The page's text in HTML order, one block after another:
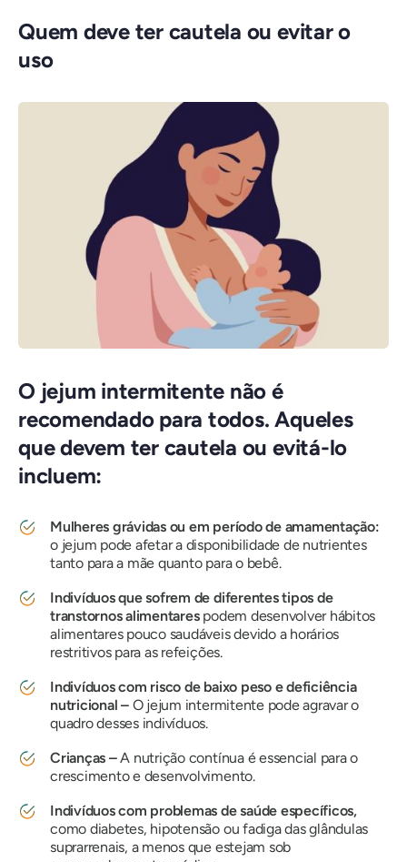
Quem deve ter cautela ou evitar o
uso
O jejum intermitente não é
recomendado para todos. Aqueles
que devem ter cautela ou evitá-lo
incluem:
Mulheres grávidas ou em período de amamentação:
o jejum pode afetar a disponibilidade de nutrientes
tanto para a mãe quanto para o bebê.
Indivíduos que sofrem de diferentes tipos de
transtornos alimentarespodem desenvolver hábitos
alimentares pouco saudáveis ​​devido a horários
restritivos para as refeições.
Indivíduos com risco de baixo peso e deficiência
nutricional –O jejum intermitente pode agravar o
quadro desses indivíduos.
Crianças –A nutrição contínua é essencial para o
crescimento e desenvolvimento.
Indivíduos com problemas de saúde específicos,
como diabetes, hipotensão ou fadiga das glândulas
suprarrenais, a menos que estejam sob